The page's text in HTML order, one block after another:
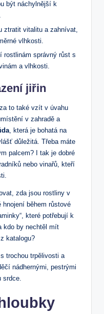
být náchylnější k
ztratit vitalitu a zahnívat,
vlhkosti.
rostlinám správný růst s
a vlhkosti.
jiřin
to také vzít v úvahu
v zahradě a
, která je bohatá na
důležitá. Třeba máte
palcem? I tak je dobré
nebo vinařů, kteří
zda jsou rostliny v
hnojení během růstové
které potřebují k
kdo by nechtěl mít
katalogu?
trochou trpělivosti a
nádhernými, pestrými